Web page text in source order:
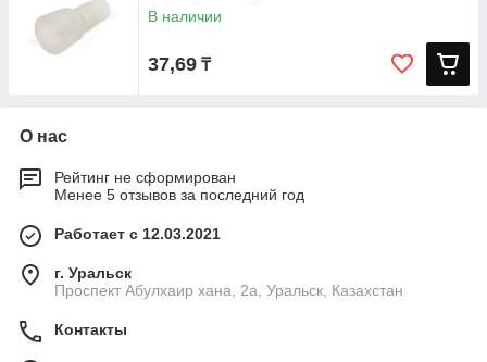
В наличии
37,69 ₸
О нас
Рейтинг не сформирован
Менее 5 отзывов за последний год
Работает с 12.03.2021
г. Уральск
Проспект Абулхаир хана, 2а, Уральск, Казахстан
Контакты